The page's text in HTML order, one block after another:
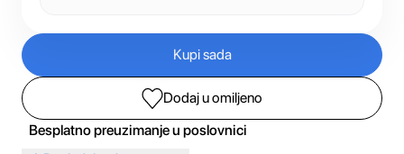
Kupi sada
Dodaj u omiljeno
Besplatno preuzimanje u poslovnici